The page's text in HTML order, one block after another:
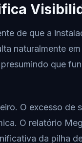
de que a
naturalmente
que
O excesso
O relatório
da pilha